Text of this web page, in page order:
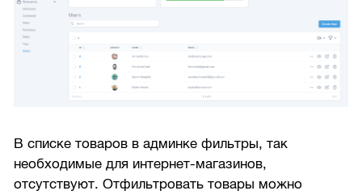
В списке товаров в админке фильтры, так
необходимые для интернет-магазинов,
отсутствуют. Отфильтровать товары можно